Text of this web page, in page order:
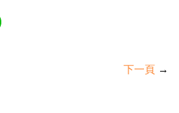
下一頁 →